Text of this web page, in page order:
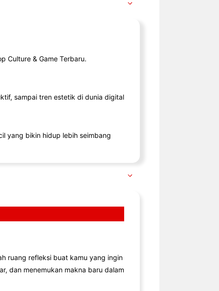
Culture & Game Terbaru.
sampai tren estetik di dunia digital
yang bikin hidup lebih seimbang
ruang refleksi buat kamu yang ingin
dan menemukan makna baru dalam